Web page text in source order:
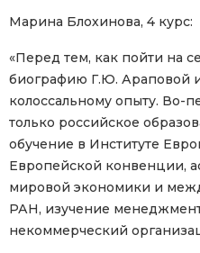
Марина Блохинова, 4 курс:
«Перед тем, как пойти на
биографию Г.Ю. Араповой
колоссальному опыту. Во-
только российское
обучение в Институте
Европейской конвенции,
мировой экономики и
РАН, изучение
некоммерческий